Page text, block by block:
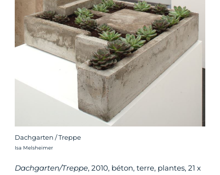
Dachgarten / Treppe
Crédit photo :
Isa Melsheimer
Dachgarten/Treppe, 2010, béton, terre, plantes, 21 x